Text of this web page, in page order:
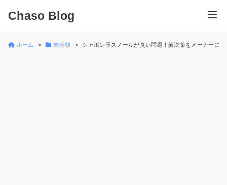
Chaso Blog
ホーム 未分類 シャボン玉スノールが臭い問題！解決策をメーカーに